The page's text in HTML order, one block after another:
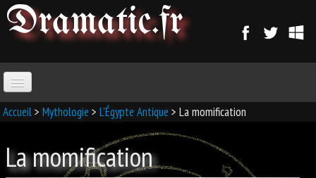
Dramatic.fr
ACCUEIL
Accueil> Mythologie > L'Égypte Antique > La momification
La momification